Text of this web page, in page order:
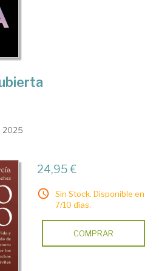
2025
24,95 €
Sin Stock. Disponible en
7/10 días.
COMPRAR